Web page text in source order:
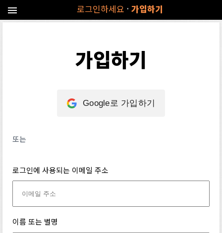
menu 로그인하세요 · 가입하기
가입하기
Google로 가입하기
또는
로그인에 사용되는 이메일 주소
이름 또는 별명